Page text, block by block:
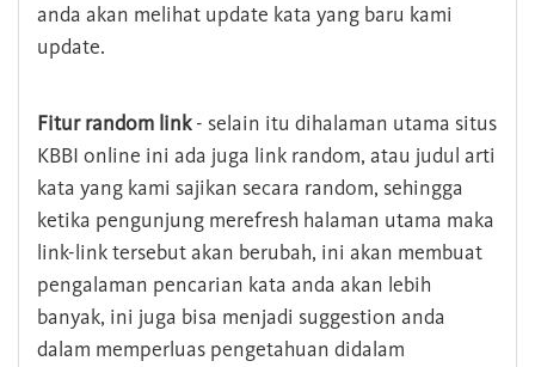
anda akan melihat update kata yang baru kami
update.
Fitur random link- selain itu dihalaman utama situs
KBBI online ini ada juga link random, atau judul arti
kata yang kami sajikan secara random, sehingga
ketika pengunjung merefresh halaman utama maka
link-link tersebut akan berubah, ini akan membuat
pengalaman pencarian kata anda akan lebih
banyak, ini juga bisa menjadi suggestion anda
dalam memperluas pengetahuan didalam